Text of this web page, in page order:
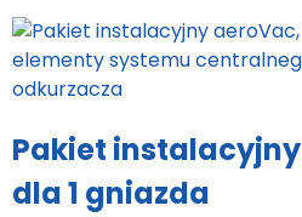
Pakiet instalacyjny
dla 1 gniazda